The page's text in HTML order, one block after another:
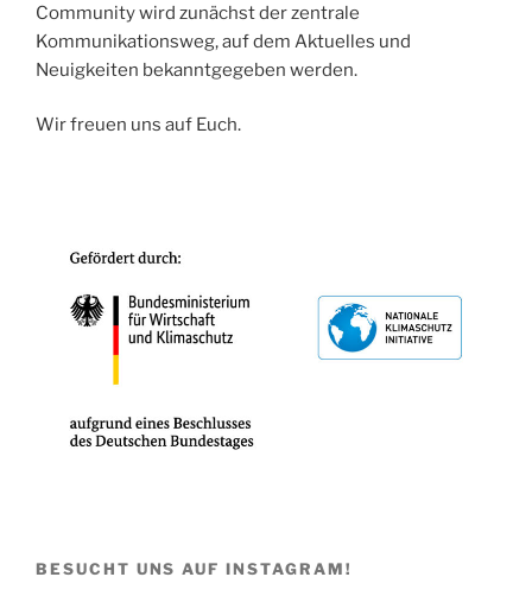
Community wird zunächst der zentrale
Kommunikationsweg, auf dem Aktuelles und
Neuigkeiten bekanntgegeben werden.
Wir freuen uns auf Euch.
BESUCHT UNS AUF INSTAGRAM!